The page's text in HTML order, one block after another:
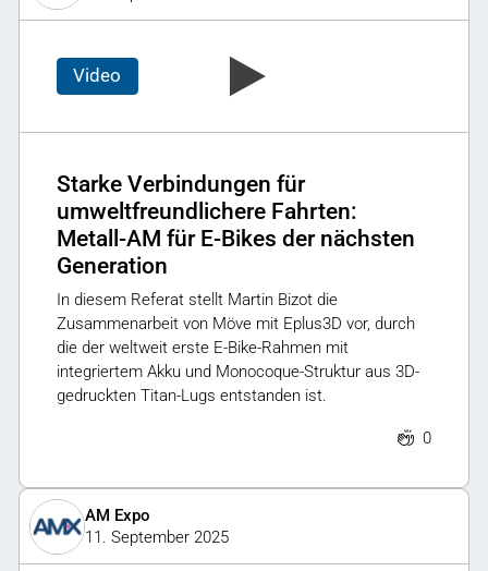
Video
Starke Verbindungen für
umweltfreundlichere Fahrten:
Metall-AM für E-Bikes der nächsten
Generation
In diesem Referat stellt Martin Bizot die
Zusammenarbeit von Möve mit Eplus3D vor, durch
die der weltweit erste E-Bike-Rahmen mit
integriertem Akku und Monocoque-Struktur aus 3D-
gedruckten Titan-Lugs entstanden ist.
0
AM Expo
11. September 2025